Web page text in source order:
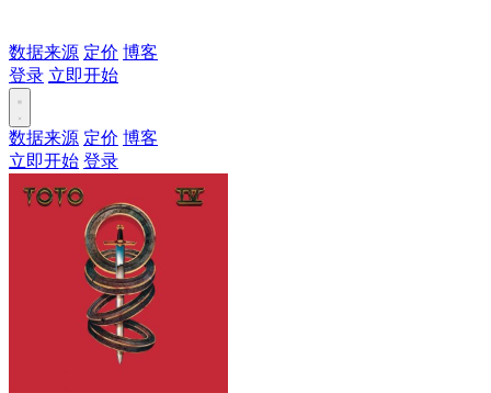
数据来源 定价 博客
登录 立即开始
数据来源 定价 博客
立即开始 登录